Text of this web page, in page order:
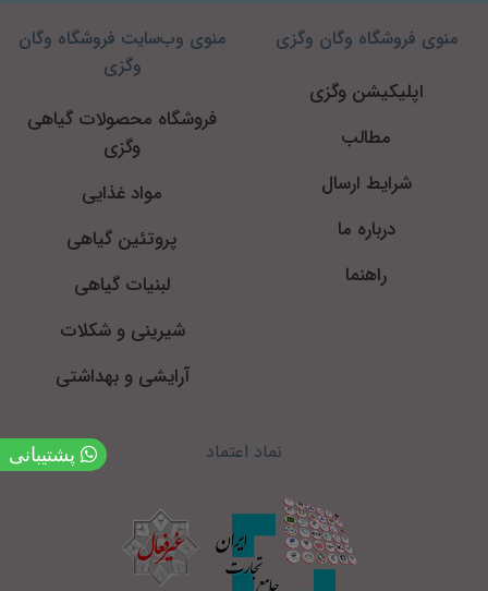
منوی فروشگاه وگان وگزی
اپلیکیشن وگزی
مطالب
شرایط ارسال
درباره ما
راهنما
منوی وب‌سایت فروشگاه وگان
وگزی
فروشگاه محصولات گیاهی
وگزی
مواد غذایی
پروتئین گیاهی
لبنیات گیاهی
شیرینی و شکلات
آرایشی و بهداشتی
نماد اعتماد پشتیبانی